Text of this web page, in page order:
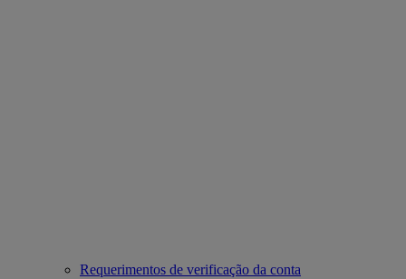
Requerimentos de verificação da conta